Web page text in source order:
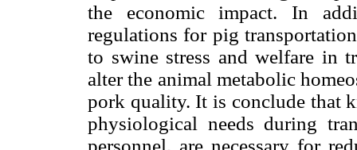
the economic impact. In
regulations for pig
to swine stress and welfare in
alter the animal metabolic
pork quality. It is conclude that
physiological needs during
personnel, are necessary for